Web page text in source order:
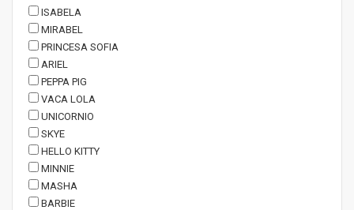
ISABELA
MIRABEL
PRINCESA SOFIA
ARIEL
PEPPA PIG
VACA LOLA
UNICORNIO
SKYE
HELLO KITTY
MINNIE
MASHA
BARBIE